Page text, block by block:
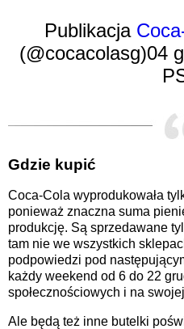
Publikacja
(@cocacolasg)04
Gdzie kupić
Coca-Cola wyprodukowała
ponieważ znaczna suma
produkcję. Są sprzedawane
tam nie we wszystkich
podpowiedzi pod
każdy weekend od 6 do 22
społecznościowych i na
Ale będą też inne butelki